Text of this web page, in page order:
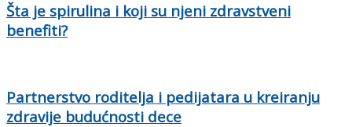
Šta je spirulina i koji su njeni zdravstveni
benefiti?
Partnerstvo roditelja i pedijatara u kreiranju
zdravije budućnosti dece